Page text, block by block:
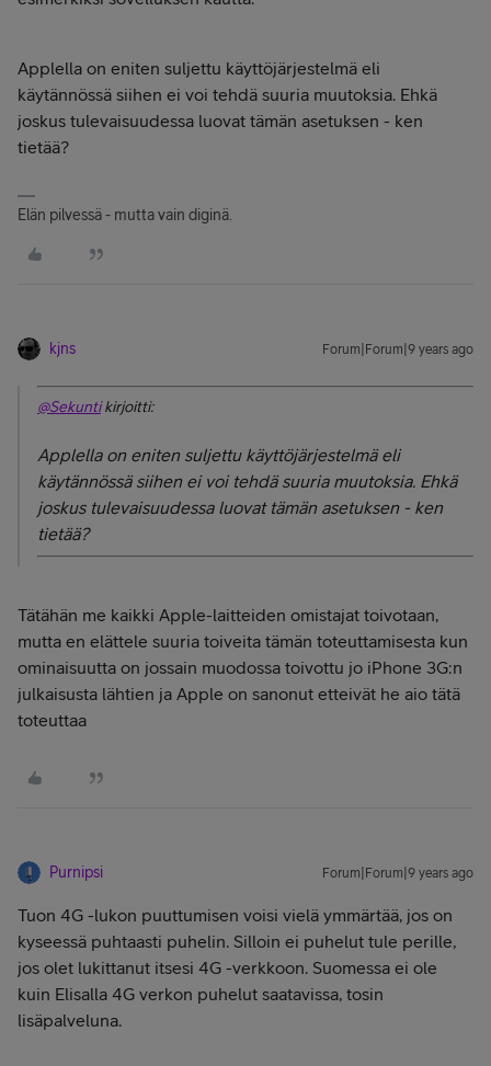
Applella on eniten suljettu käyttöjärjestelmä eli
käytännössä siihen ei voi tehdä suuria muutoksia. Ehkä
joskus tulevaisuudessa luovat tämän asetuksen - ken
tietää?
Elän pilvessä - mutta vain diginä.
kjns Forum|Forum|9 years ago
@Sekuntikirjoitti:
Applella on eniten suljettu käyttöjärjestelmä eli
käytännössä siihen ei voi tehdä suuria muutoksia. Ehkä
joskus tulevaisuudessa luovat tämän asetuksen - ken
tietää?
Tätähän me kaikki Apple-laitteiden omistajat toivotaan,
mutta en elättele suuria toiveita tämän toteuttamisesta kun
ominaisuutta on jossain muodossa toivottu jo iPhone 3G:n
julkaisusta lähtien ja Apple on sanonut etteivät he aio tätä
toteuttaa
Purnipsi Forum|Forum|9 years ago
Tuon 4G -lukon puuttumisen voisi vielä ymmärtää, jos on
kyseessä puhtaasti puhelin. Silloin ei puhelut tule perille,
jos olet lukittanut itsesi 4G -verkkoon. Suomessa ei ole
kuin Elisalla 4G verkon puhelut saatavissa, tosin
lisäpalveluna.